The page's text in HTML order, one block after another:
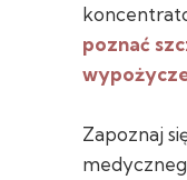
poznać
Zapoznaj